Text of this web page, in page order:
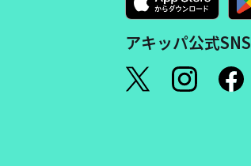
アキッパ公式SNS